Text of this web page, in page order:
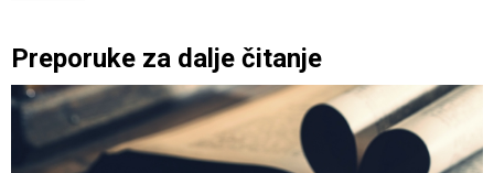
Preporuke za dalje čitanje